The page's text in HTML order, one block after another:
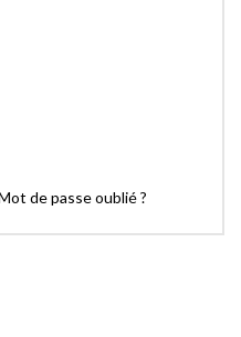
de passe oublié ?